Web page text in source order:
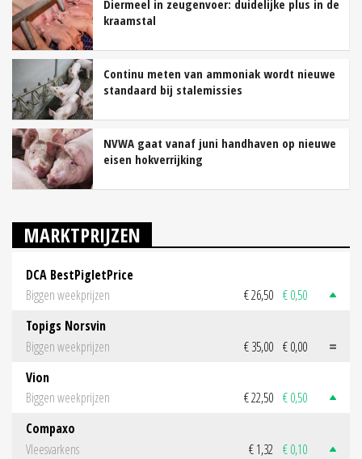
Diermeel in zeugenvoer: duidelijke plus in de
kraamstal
Continu meten van ammoniak wordt nieuwe
standaard bij stalemissies
NVWA gaat vanaf juni handhaven op nieuwe
eisen hokverrijking
MARKTPRIJZEN
DCA BestPigletPrice
Biggen weekprijzen
€ 26,50 € 0,50
Topigs Norsvin
Biggen weekprijzen
€ 35,00 € 0,00
Vion
Biggen weekprijzen
€ 22,50 € 0,50
Compaxo
Vleesvarkens
€ 1,32 € 0,10